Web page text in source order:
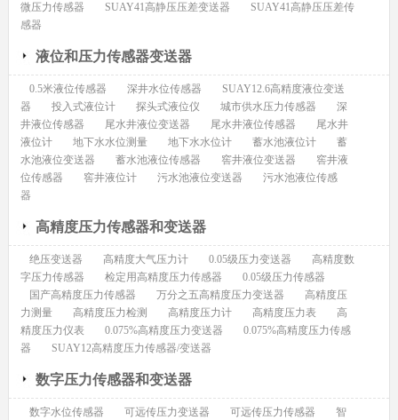
微压力传感器
SUAY41高静压压差变送器
SUAY41高静压压差传
感器
液位和压力传感器变送器
0.5米液位传感器 深井水位传感器
SUAY12.6高精度液位变送
器
投入式液位计 探头式液位仪 城市供水压力传感器
深
井液位传感器
尾水井液位变送器 尾水井液位传感器
尾水井
液位计
地下水水位测量 地下水水位计 蓄水池液位计
蓄
水池液位变送器
蓄水池液位传感器 窖井液位变送器
窖井液
位传感器
窖井液位计 污水池液位变送器
污水池液位传感
器
高精度压力传感器和变送器
绝压变送器 高精度大气压力计 0.05级压力变送器
高精度数
字压力传感器
检定用高精度压力传感器
0.05级压力传感器
国产高精度压力传感器
万分之五高精度压力变送器
高精度压
力测量
高精度压力检测 高精度压力计 高精度压力表
高
精度压力仪表
0.075%高精度压力变送器
0.075%高精度压力传感
器
SUAY12高精度压力传感器/变送器
数字压力传感器和变送器
数字水位传感器 可远传压力变送器 可远传压力传感器
智